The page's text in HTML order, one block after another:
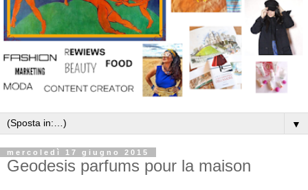
▼
mercoledì 17 giugno 2015
Geodesis parfums pour la maison